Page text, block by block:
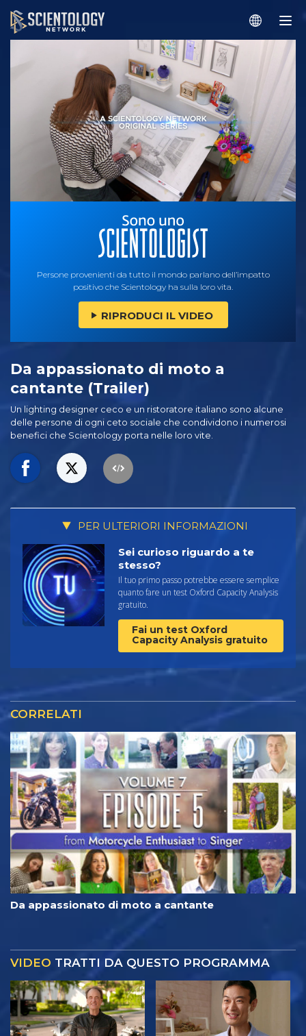
Persone provenienti da tutto il mondo parlano dell’impatto
positivo che Scientology ha sulla loro vita.
RIPRODUCI IL VIDEO
Da appassionato di moto a
cantante (Trailer)
Un lighting designer ceco e un ristoratore italiano sono alcune
delle persone di ogni ceto sociale che condividono i numerosi
benefici che Scientology porta nelle loro vite.
PER ULTERIORI INFORMAZIONI
Sei curioso riguardo a te
stesso?
Il tuo primo passo potrebbe essere semplice
quanto fare un test Oxford Capacity Analysis
gratuito.
Fai un test Oxford
Capacity Analysis gratuito
CORRELATI
Da appassionato di moto a cantante
VIDEO TRATTI DA QUESTO PROGRAMMA